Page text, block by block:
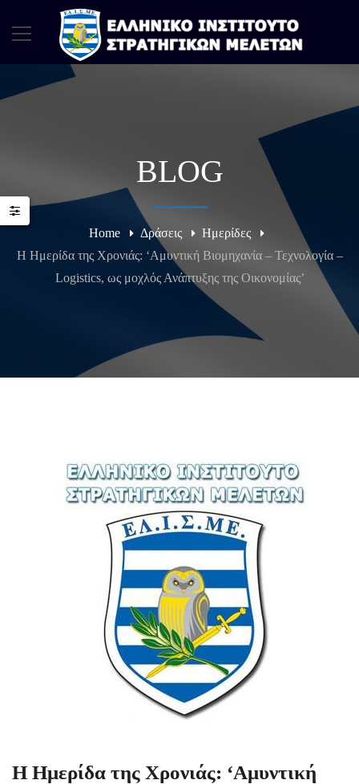
BLOG
Home Δράσεις
Ημερίδες
Η Ημερίδα της Χρονιάς: ‘Αμυντική Βιομηχανία – Τεχνολογία –
Logistics, ως μοχλός Ανάπτυξης της Οικονομίας’
Η Ημερίδα της Χρονιάς: ‘Αμυντική